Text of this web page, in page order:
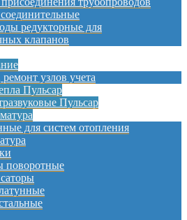
редукторные для
клапанов
узлов учета
Пульсар
Пульсар
для систем отопления
поворотные